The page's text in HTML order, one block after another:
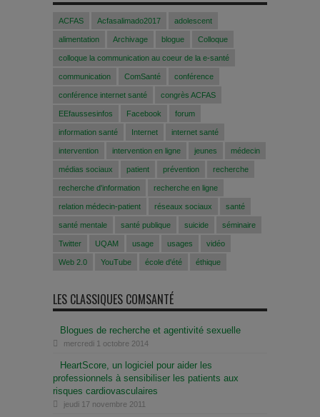
ACFAS Acfasalimado2017 adolescent
alimentation Archivage blogue Colloque
colloque la communication au coeur de la e-santé
communication ComSanté conférence
conférence internet santé congrès ACFAS
EEfaussesinfos Facebook forum
information santé Internet internet santé
intervention intervention en ligne jeunes médecin
médias sociaux patient prévention recherche
recherche d'information recherche en ligne
relation médecin-patient réseaux sociaux santé
santé mentale santé publique suicide séminaire
Twitter UQAM usage usages vidéo
Web 2.0 YouTube école d'été éthique
LES CLASSIQUES COMSANTÉ
Blogues de recherche et agentivité sexuelle
mercredi 1 octobre 2014
HeartScore, un logiciel pour aider les
professionnels à sensibiliser les patients aux
risques cardiovasculaires
jeudi 17 novembre 2011